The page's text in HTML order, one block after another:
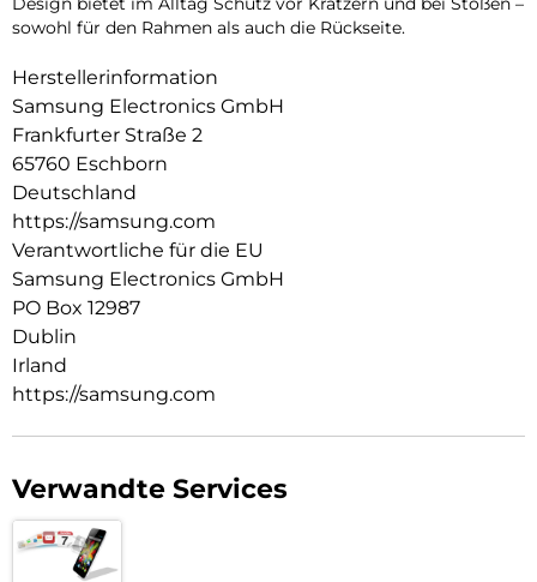
sowohl für den Rahmen als auch die Rückseite.
Herstellerinformation
Samsung Electronics GmbH
Frankfurter Straße 2
65760 Eschborn
Deutschland
https://samsung.com
Verantwortliche für die EU
Samsung Electronics GmbH
PO Box 12987
Dublin
Irland
https://samsung.com
Verwandte Services